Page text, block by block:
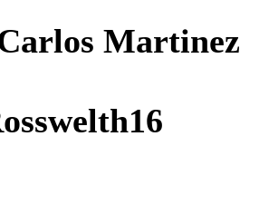
Martinez